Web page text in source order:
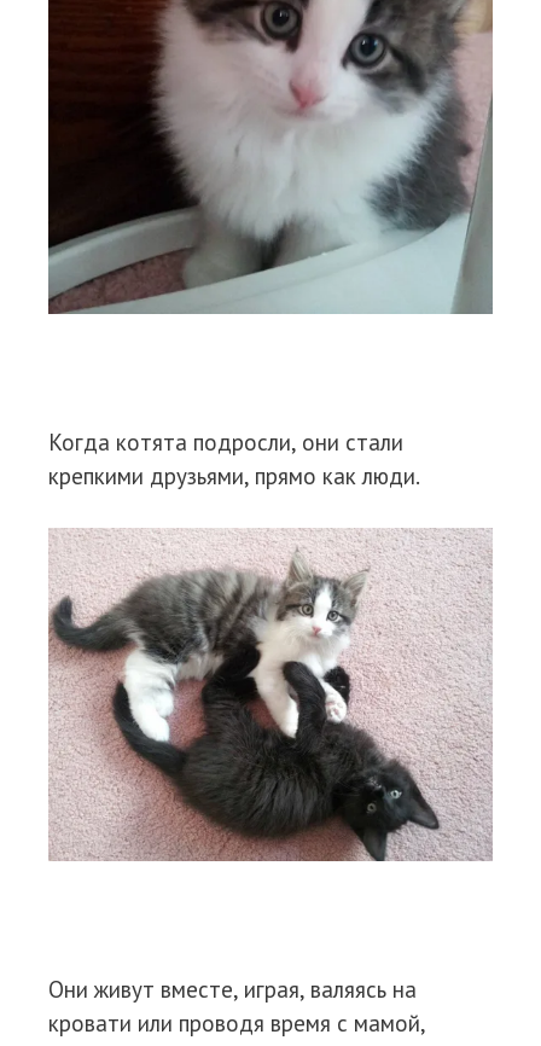
Когда котята подросли, они стали
крепкими друзьями, прямо как люди.
Они живут вместе, играя, валяясь на
кровати или проводя время с мамой,